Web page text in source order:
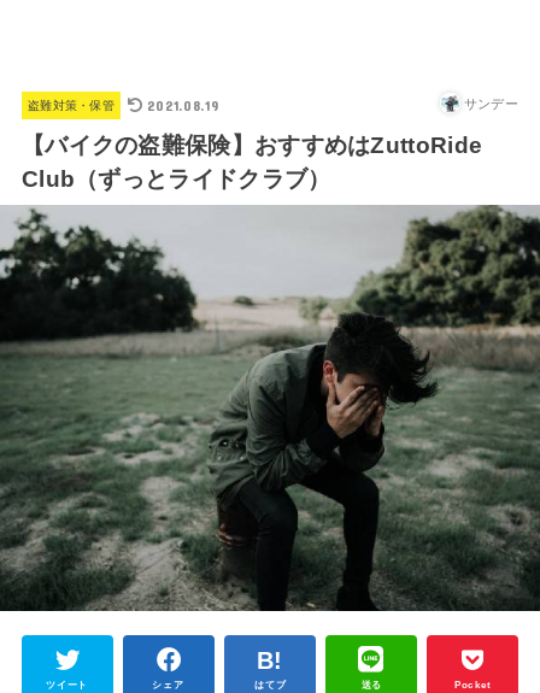
盗難対策・保管 2021.08.19 サンデー
【バイクの盗難保険】おすすめはZuttoRide
Club（ずっとライドクラブ）
ツイート シェア はてブ 送る Pocket